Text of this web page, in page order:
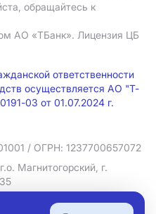
обращайтесь к
АO «ТБанк». Лицензия ЦБ
ответственности
осуществляется АО "Т-
03 от 01.07.2024 г.
/ ОГРН: 1237700657072
Магнитогорский, г.
персональных данных